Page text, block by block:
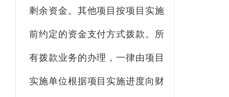
剩余资金。其他项目按项目实施
前约定的资金支付方式拨款。所
有拨款业务的办理，一律由项目
实施单位根据项目实施进度向 财